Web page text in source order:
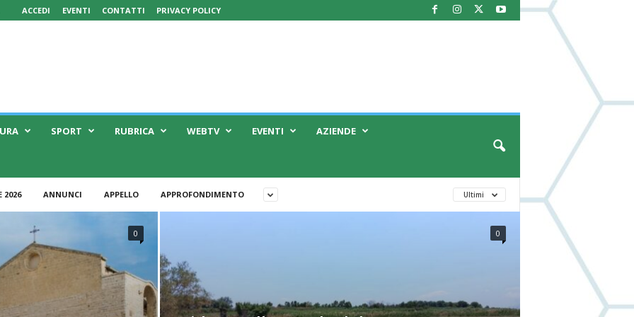
ACCEDI EVENTI CONTATTI PRIVACY POLICY
SPORT RUBRICA WEBTV EVENTI AZIENDE
2026 ANNUNCI APPELLO APPROFONDIMENTO Ultimi
0 0